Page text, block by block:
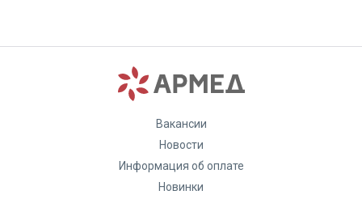
Вакансии
Новости
Информация об оплате
Новинки